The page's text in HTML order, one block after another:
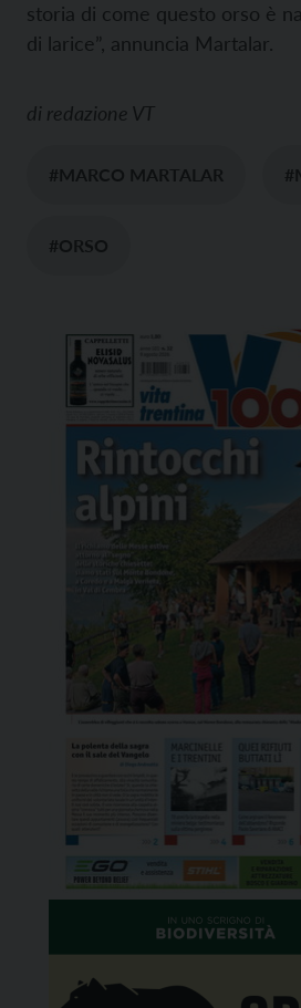
storia di come questo orso è
di larice”, annuncia Martalar.
di redazione VT
#MARCO MARTALAR
#ORSO